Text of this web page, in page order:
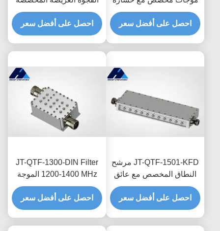
إدراج منخفضة فلتر مرور
النطاق JT-QTF-1575-
MCX-1
احصل على أفضل سعر
لموجة التوجيه خسارة إدراج
منخفضة
احصل على أفضل سعر
JT-QTF-1501-KFD مرشح
النطاق المخصص مع عائق
50Ω وواجهة N-KFD
احصل على أفضل سعر
JT-QTF-1300-DIN Filter
1200-1400 MHz الموجة
المخصصة ضياع إدراج
منخفض
احصل على أفضل سعر